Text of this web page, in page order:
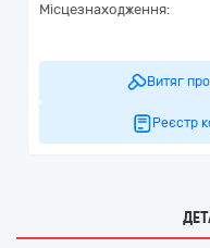
Місцезнаходження:
Витяг про
Реєстр